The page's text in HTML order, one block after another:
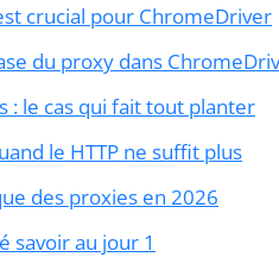
crucial pour ChromeDriver
du proxy dans
: le cas qui fait tout planter
le HTTP ne suffit plus
des proxies en 2026
savoir au jour 1